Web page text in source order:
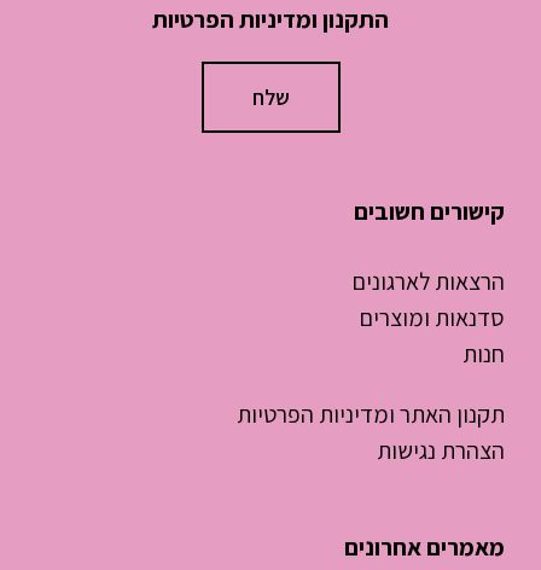
התקנון ומדיניות הפרטיות
קישורים חשובים
הרצאות לארגונים
סדנאות ומוצרים
חנות
תקנון האתר ומדיניות הפרטיות
הצהרת נגישות
מאמרים אחרונים